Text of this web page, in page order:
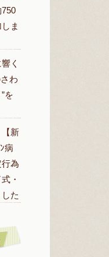
ま
く
わ
を
【新
病
為
・
た